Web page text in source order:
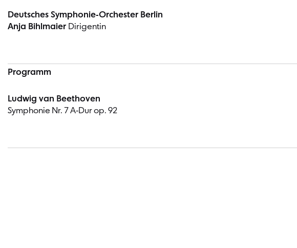
Deutsches Symphonie-Orchester Berlin
Anja Bihlmaier Dirigentin
Programm
Ludwig van Beethoven
Symphonie Nr. 7 A-Dur op. 92